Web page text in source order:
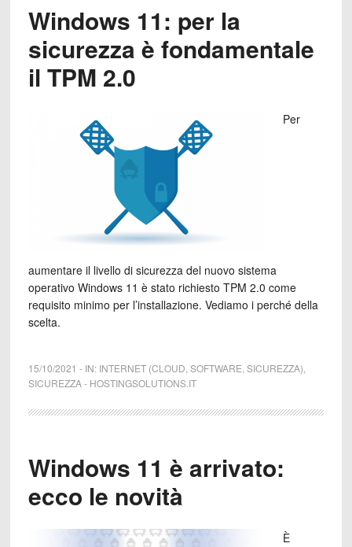
Windows 11: per la
sicurezza è fondamentale
il TPM 2.0
Per
aumentare il livello di sicurezza del nuovo sistema
operativo Windows 11 è stato richiesto TPM 2.0 come
requisito minimo per l’installazione. Vediamo i perché della
scelta.
15/10/2021 - IN: INTERNET (CLOUD, SOFTWARE, SICUREZZA),
SICUREZZA- HOSTINGSOLUTIONS.IT
Windows 11 è arrivato:
ecco le novità
È